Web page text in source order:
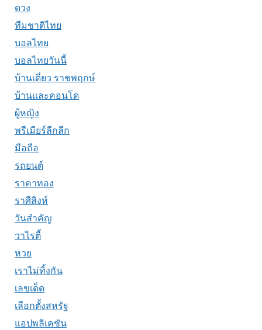
ดวง
ทีมชาติไทย
บอลไทย
บอลไทยวันนี้
บ้านเดี่ยว ราชพฤกษ์
บ้านและคอนโด
ผู้หญิง
พรีเมียร์ลีกลีก
มือถือ
รถยนต์
ราคาทอง
ราศีสิงห์
วันสำคัญ
วาไรตี้
หวย
เราไม่ทิ้งกัน
เลขเด็ด
เลือกตั้งสหรัฐ
แอปพลิเคชัน